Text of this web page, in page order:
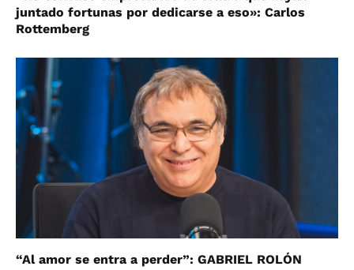
juntado fortunas por dedicarse a eso»: Carlos
Rottemberg
“Al amor se entra a perder”: GABRIEL ROLÓN